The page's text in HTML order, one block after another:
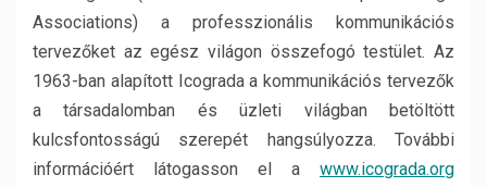
Associations) a professzionális kommunikációs
tervezőket az egész világon összefogó testület. Az
1963-ban alapított Icograda a kommunikációs tervezők
a társadalomban és üzleti világban betöltött
kulcsfontosságú szerepét hangsúlyozza. További
információért látogasson el a www.icograda.org